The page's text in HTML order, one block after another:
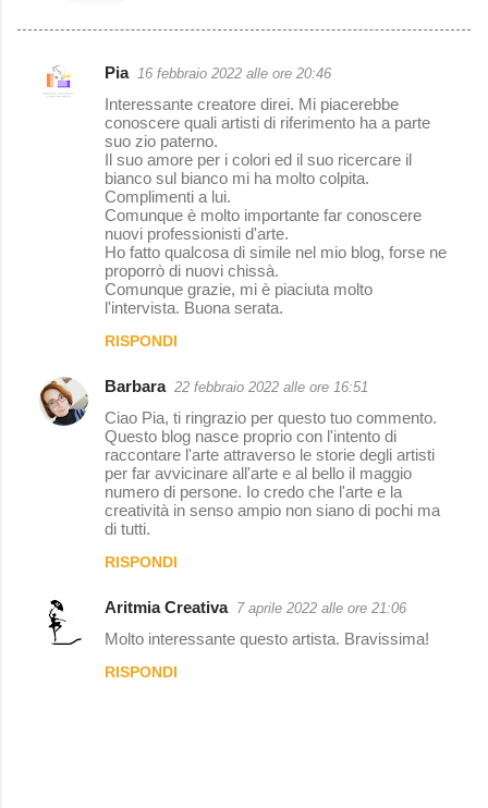
C
Pia 16 febbraio 2022 alle ore 20:46
Interessante creatore direi. Mi piacerebbe
conoscere quali artisti di riferimento ha a parte
suo zio paterno.
Il suo amore per i colori ed il suo ricercare il
bianco sul bianco mi ha molto colpita.
Complimenti a lui.
Comunque è molto importante far conoscere
nuovi professionisti d'arte.
Ho fatto qualcosa di simile nel mio blog, forse ne
proporrò di nuovi chissà.
Comunque grazie, mi è piaciuta molto
l'intervista. Buona serata.
RISPONDI
Barbara 22 febbraio 2022 alle ore 16:51
Ciao Pia, ti ringrazio per questo tuo commento.
Questo blog nasce proprio con l'intento di
raccontare l'arte attraverso le storie degli artisti
per far avvicinare all'arte e al bello il maggio
numero di persone. Io credo che l'arte e la
creatività in senso ampio non siano di pochi ma
di tutti.
RISPONDI
Aritmia Creativa 7 aprile 2022 alle ore 21:06
Molto interessante questo artista. Bravissima!
RISPONDI